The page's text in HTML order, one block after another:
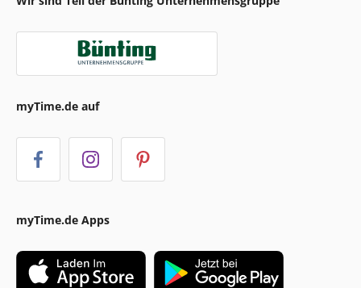
myTime.de auf
myTime.de Apps